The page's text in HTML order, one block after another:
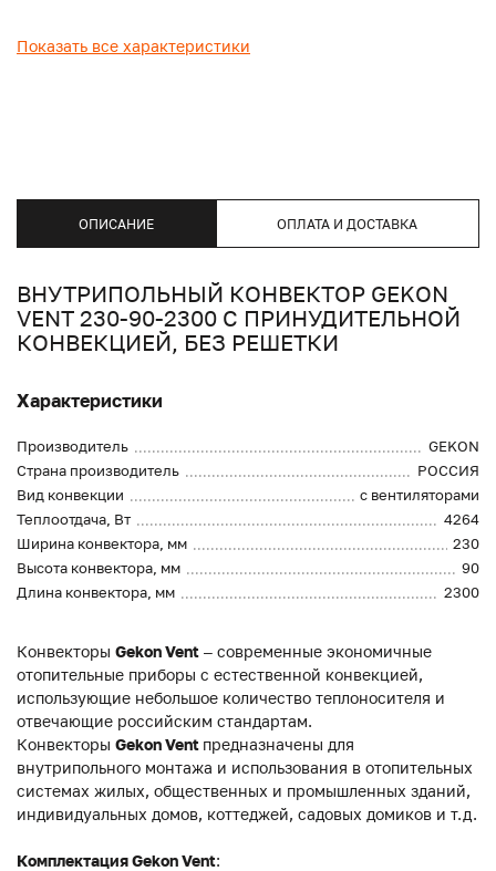
Показать все характеристики
ОПИСАНИЕ ОПЛАТА И ДОСТАВКА
ВНУТРИПОЛЬНЫЙ КОНВЕКТОР GEKON
VENT 230-90-2300 С ПРИНУДИТЕЛЬНОЙ
КОНВЕКЦИЕЙ, БЕЗ РЕШЕТКИ
Характеристики
Производитель
GEKON
Страна производитель
РОССИЯ
Вид конвекции
с вентиляторами
Теплоотдача, Вт
4264
Ширина конвектора, мм
230
Высота конвектора, мм
90
Длина конвектора, мм
2300
Конвекторы Gekon Vent – современные экономичные
отопительные приборы с естественной конвекцией,
использующие небольшое количество теплоносителя и
отвечающие российским стандартам.
Конвекторы Gekon Vent предназначены для
внутрипольного монтажа и использования в отопительных
системах жилых, общественных и промышленных зданий,
индивидуальных домов, коттеджей, садовых домиков и т.д.
Комплектация Gekon Vent: